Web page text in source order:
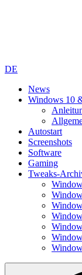
DE
News
Windows 10
Autostart
Screenshots
Software
Gaming
Tweaks-